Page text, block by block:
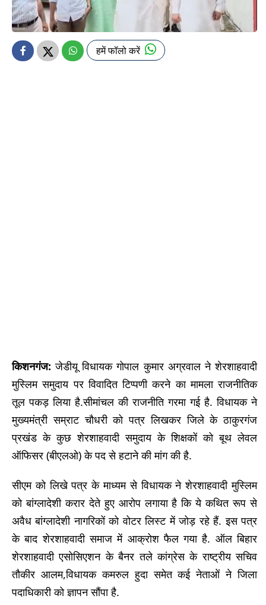
हमें फॉलो करें
किशनगंज: जेडीयू विधायक गोपाल कुमार अग्रवाल ने शेरशाहवादी
मुस्लिम समुदाय पर विवादित टिप्पणी करने का मामला राजनीतिक
तूल पकड़ लिया है.सीमांचल की राजनीति गरमा गई है. विधायक ने
मुख्यमंत्री सम्राट चौधरी को पत्र लिखकर जिले के ठाकुरगंज
प्रखंड के कुछ शेरशाहवादी समुदाय के शिक्षकों को बूथ लेवल
ऑफिसर (बीएलओ) के पद से हटाने की मांग की है.
सीएम को लिखे पत्र के माध्यम से विधायक ने शेरशाहवादी मुस्लिम
को बांग्लादेशी करार देते हुए आरोप लगाया है कि ये कथित रूप से
अवैध बांग्लादेशी नागरिकों को वोटर लिस्ट में जोड़ रहे हैं. इस पत्र
के बाद शेरशाहवादी समाज में आक्रोश फैल गया है. ऑल बिहार
शेरशाहवादी एसोसिएशन के बैनर तले कांग्रेस के राष्ट्रीय सचिव
तौकीर आलम,विधायक कमरुल हुदा समेत कई नेताओं ने जिला
पदाधिकारी को ज्ञापन सौंपा है.